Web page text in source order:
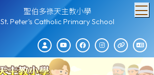
聖伯多祿天主教小學
St. Peter's Catholic Primary School